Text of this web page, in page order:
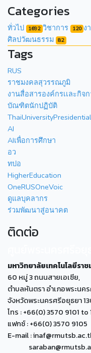
Categories
ทั่วไป 1692 วิชาการ 120 ง
ศิลปวัฒนธรรม 82
Tags
RUS
ราชมงคลสุวรรณภูมิ
งานสื่อสารองค์กรเเละกิจ
บัณฑิตนักปฏิบัติ
AI
AIเพื่อการศึกษา
อว
ทปอ
HigherEducation
OneRUSOneVoic
ดูแลบุคลากร
ร่วมพัฒนาสู่อนาคต
ติดต่อ
มหาวิทยาลัยเทคโนโลยีร
60 หมู่ 3 ถนนสายเอเซีย,
ตำบลหันตรา อำเภอพระนค
จังหวัดพระนครศรีอยุธยา
โทร : +66(0) 3570 9101 to
แฟกซ์ : +66(0) 3570 9105
E-mail :